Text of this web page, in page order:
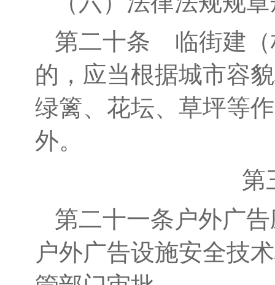
第二十条 临街建
的，应当根据城市容
绿篱、花坛、草坪等
外。
第二十一条 户外广
户外广告设施安全技